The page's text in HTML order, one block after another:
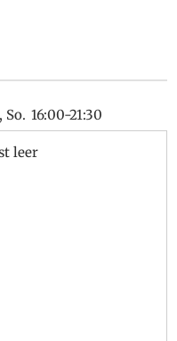
So. 16:00-21:30
leer